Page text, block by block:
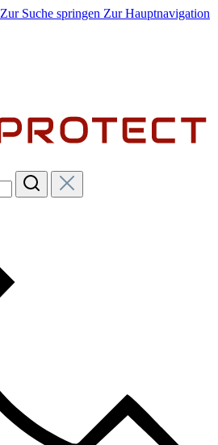
Zur Suche springen Zur Hauptnavigation